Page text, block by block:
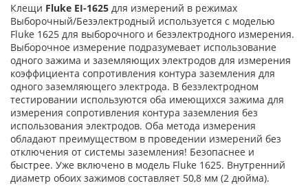
Клещи Fluke EI-1625 для измерений в режимах
Выборочный/Безэлектродный используется с моделью
Fluke 1625 для выборочного и безэлектродного измерения.
Выборочное измерение подразумевает использование
одного зажима и заземляющих электродов для измерения
коэффициента сопротивления контура заземления для
одного заземляющего электрода. В безэлектродном
тестировании используются оба имеющихся зажима для
измерения сопротивления контура заземления без
использования электродов. Оба метода измерения
обладают преимуществом в проведении измерений без
отключения от системы заземления! Безопаснее и
быстрее. Уже включено в модель Fluke 1625. Внутренний
диаметр обоих зажимов составляет 50,8 мм (2 дюйма).